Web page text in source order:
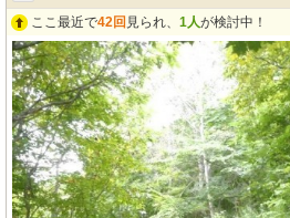
ここ最近で42回 見られ、 1人が検討中！